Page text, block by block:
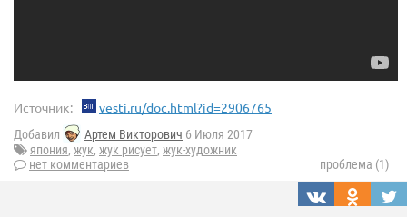
Источник: vesti.ru/doc.html?id=2906765
Добавил Артем Викторович 6 Июля 2017
япония, жук, жук рисует, жук-художник
нет комментариев
проблема (1)